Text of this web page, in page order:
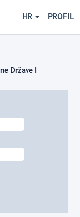
HR PROFIL
Države I